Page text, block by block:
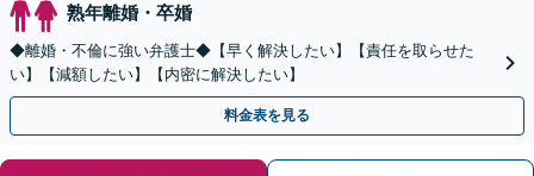
熟年離婚・卒婚
◆離婚・不倫に強い弁護士◆【早く解決したい】【責任を取らせた
い】【減額したい】【内密に解決したい】
料金表を見る